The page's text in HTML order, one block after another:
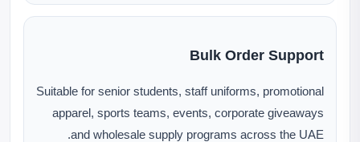
Bulk Order Support
Suitable for senior students, staff uniforms, promotional
apparel, sports teams, events, corporate giveaways
and wholesale supply programs across the UAE.